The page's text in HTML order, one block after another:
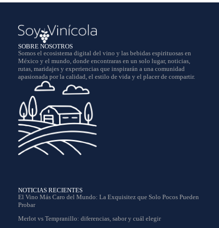
SOBRE NOSOTROS
Somos el ecosistema digital del vino y las bebidas espirituosas en
México y el mundo, donde encontraras en un solo lugar, noticias,
rutas, maridajes y experiencias que inspirarán a una comunidad
apasionada por la calidad, el estilo de vida y el placer de compartir.
NOTICIAS RECIENTES
El Vino Más Caro del Mundo: La Exquisitez que Solo Pocos Pueden
Probar
Merlot vs Tempranillo: diferencias, sabor y cuál elegir